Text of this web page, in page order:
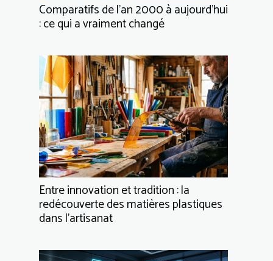
Comparatifs de l’an 2000 à aujourd’hui
: ce qui a vraiment changé
Entre innovation et tradition : la
redécouverte des matières plastiques
dans l’artisanat